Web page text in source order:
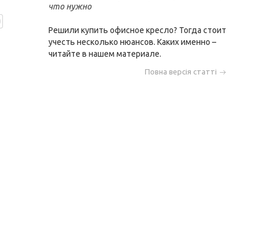
что нужно
Решили купить офисное кресло? Тогда стоит
учесть несколько нюансов. Каких именно –
читайте в нашем материале.
Повна версія статті